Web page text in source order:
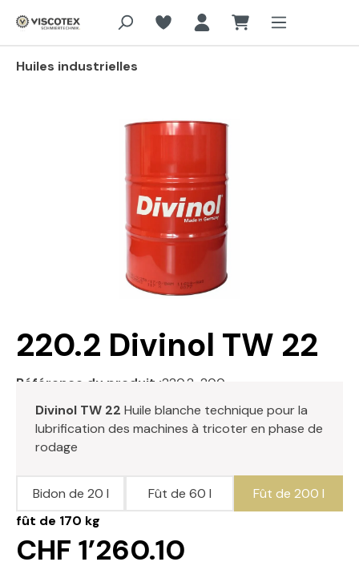
Aller au contenu principal
Huiles industrielles
Passer la galerie d'images
220.2 Divinol TW 22
Référence du produit :220.2-200
Divinol TW 22 Huile blanche technique pour la
lubrification des machines à tricoter en phase de
rodage
fût de 170 kg
CHF 1’260.10
Bidon de 20 l Fût de 60 l Fût de 200 l